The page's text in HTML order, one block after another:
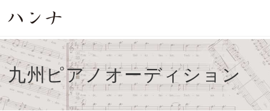
九州ピアノオーディション